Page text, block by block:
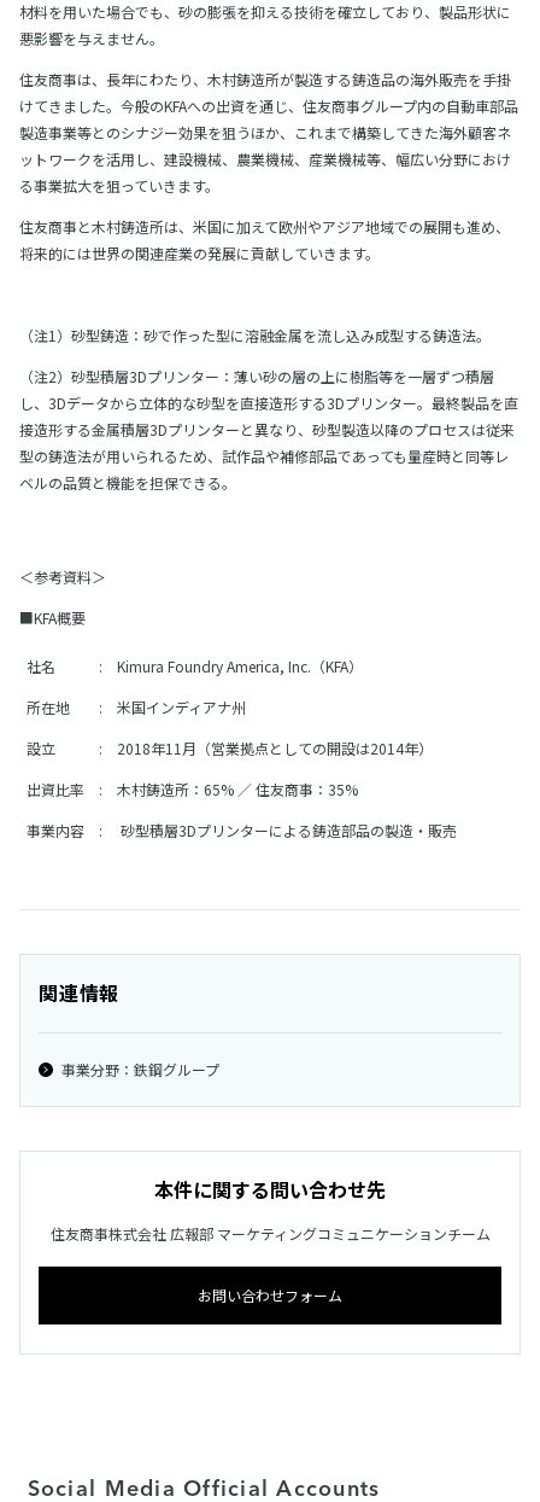
材料を用いた場合でも、砂の膨張を抑える技術を確立しており、製品形状に
悪影響を与えません。
住友商事は、長年にわたり、木村鋳造所が製造する鋳造品の海外販売を手掛
けてきました。今般のKFAへの出資を通じ、住友商事グループ内の自動車部品
製造事業等とのシナジー効果を狙うほか、これまで構築してきた海外顧客ネ
ットワークを活用し、建設機械、農業機械、産業機械等、幅広い分野におけ
る事業拡大を狙っていきます。
住友商事と木村鋳造所は、米国に加えて欧州やアジア地域での展開も進め、
将来的には世界の関連産業の発展に貢献していきます。
（注1）砂型鋳造：砂で作った型に溶融金属を流し込み成型する鋳造法。
（注2）砂型積層3Dプリンター：薄い砂の層の上に樹脂等を一層ずつ積層
し、3Dデータから立体的な砂型を直接造形する3Dプリンター。最終製品を直
接造形する金属積層3Dプリンターと異なり、砂型製造以降のプロセスは従来
型の鋳造法が用いられるため、試作品や補修部品であっても量産時と同等レ
ベルの品質と機能を担保できる。
＜参考資料＞
■KFA概要
社名 :
Kimura Foundry America, Inc.（KFA）
所在地
:
米国インディアナ州
設立
:
2018年11月（営業拠点としての開設は2014年）
出資比率
:
木村鋳造所：65% ／ 住友商事：35%
事業内容
: 砂型積層3Dプリンターによる鋳造部品の製造・販売
関連情報
事業分野：鉄鋼グループ
本件に関する問い合わせ先
住友商事株式会社 広報部 マーケティングコミュニケーションチーム
お問い合わせフォーム
Social Media Official Accounts